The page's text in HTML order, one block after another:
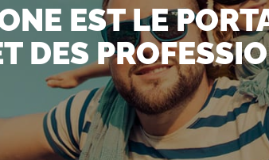
EST LE
DES